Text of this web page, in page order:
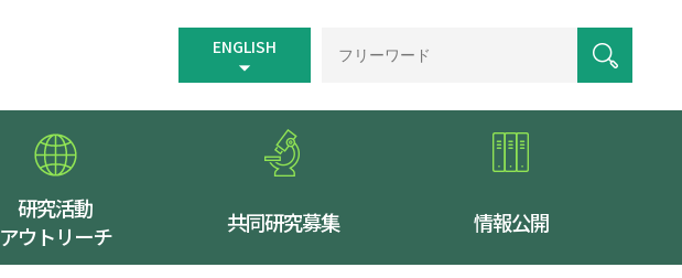
ENGLISH
研究活動
アウトリーチ
共同研究募集 情報公開